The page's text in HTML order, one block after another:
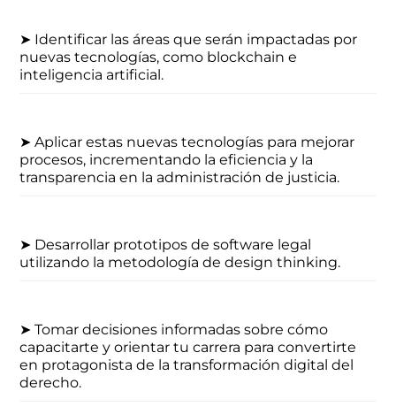
➤ Identificar las áreas que serán impactadas por
nuevas tecnologías, como blockchain e
inteligencia artificial.
➤ Aplicar estas nuevas tecnologías para mejorar
procesos, incrementando la eficiencia y la
transparencia en la administración de justicia.
➤ Desarrollar prototipos de software legal
utilizando la metodología de design thinking.
➤ Tomar decisiones informadas sobre cómo
capacitarte y orientar tu carrera para convertirte
en protagonista de la transformación digital del
derecho.